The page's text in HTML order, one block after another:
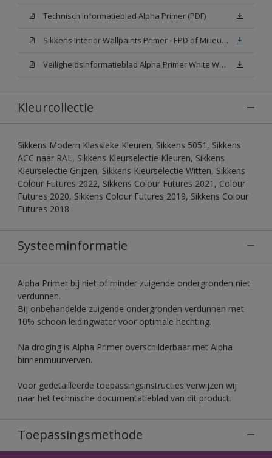
Technisch Informatieblad Alpha Primer (PDF)
Sikkens Interior Wallpaints Primer - EPD of Milieuproductverklaring
Veiligheidsinformatieblad Alpha Primer White W05 (MSDS)
Kleurcollectie
Sikkens Modern Klassieke Kleuren, Sikkens 5051, Sikkens
ACC naar RAL, Sikkens Kleurselectie Kleuren, Sikkens
Kleurselectie Grijzen, Sikkens Kleurselectie Witten, Sikkens
Colour Futures 2022, Sikkens Colour Futures 2021, Colour
Futures 2020, Sikkens Colour Futures 2019, Sikkens Colour
Futures 2018
Systeeminformatie
Alpha Primer bij niet of minder zuigende ondergronden niet
verdunnen.
Bij onbehandelde zuigende ondergronden verdunnen met
10% schoon leidingwater voor optimale hechting.
Na droging is Alpha Primer overschilderbaar met Alpha
binnenmuurverven.
Voor gedetailleerde toepassingsinstructies verwijzen wij
naar het technische documentatieblad van dit product.
Toepassingsmethode